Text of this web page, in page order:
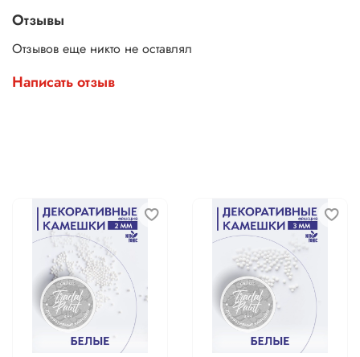
Отзывы
Отзывов еще никто не оставлял
Написать отзыв